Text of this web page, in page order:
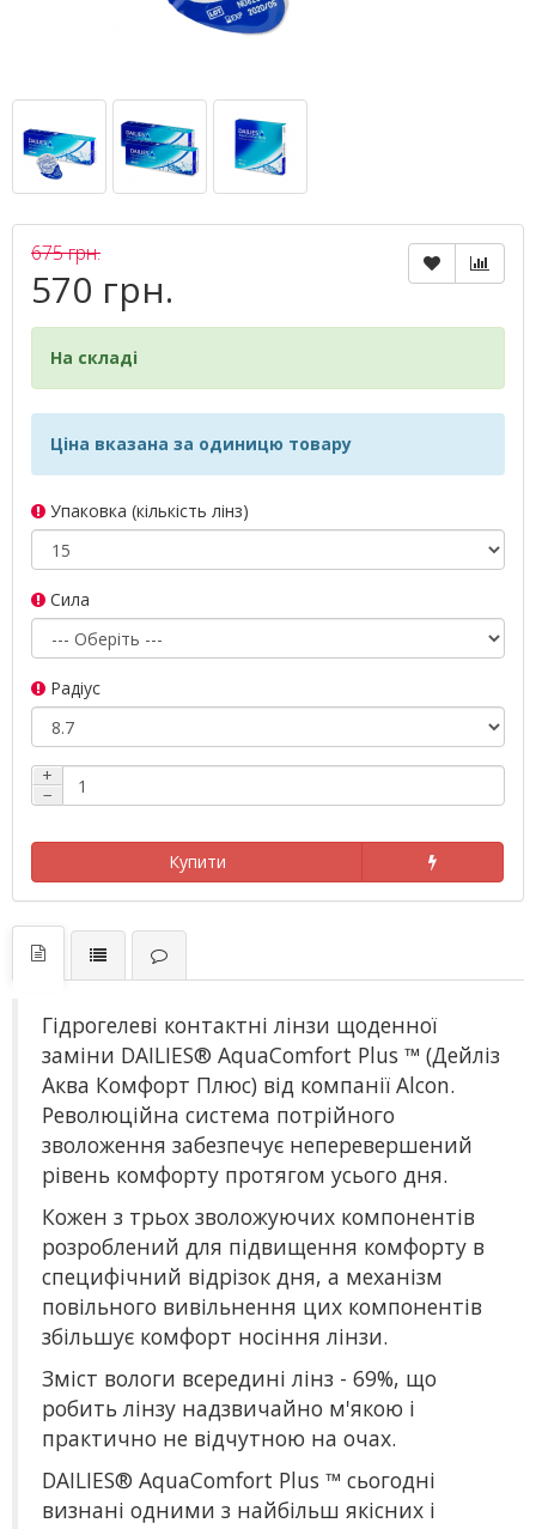
675 грн.
570 грн.
На складі
Ціна вказана за одиницю товару
Упаковка (кількість лінз)
Сила
Радіус
+
−
Купити
Гідрогелеві контактні лінзи щоденної
заміни DAILIES® AquaComfort Plus ™ (Дейліз
Аква Комфорт Плюс) від компанії Alcon.
Революційна система потрійного
зволоження забезпечує неперевершений
рівень комфорту протягом усього дня.
Кожен з трьох зволожуючих компонентів
розроблений для підвищення комфорту в
специфічний відрізок дня, а механізм
повільного вивільнення цих компонентів
збільшує комфорт носіння лінзи.
Зміст вологи всередині лінз - 69%, що
робить лінзу надзвичайно м'якою і
практично не відчутною на очах.
DAILIES® AquaComfort Plus ™ сьогодні
визнані одними з найбільш якісних і